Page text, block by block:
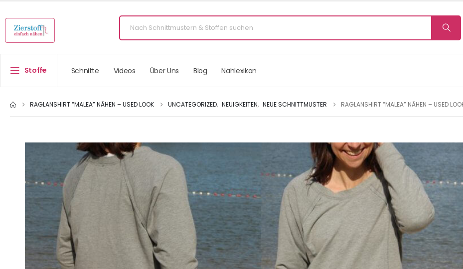
Stoffe Schnitte Videos Über Uns Blog Nählexikon
RAGLANSHIRT “MALEA” NÄHEN – USED LOOK UNCATEGORIZED, NEUIGKEITEN, NEUE SCHNITTMUSTER RAGLANSHIRT “MALEA” NÄHEN – USED